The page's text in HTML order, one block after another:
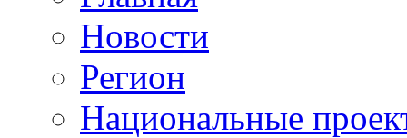
Новости
Регион
Национальные